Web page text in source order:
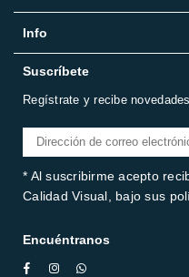
Info
Suscríbete
Regístrate y recibe novedades
* Al suscribirme acepto
Calidad Visual, bajo sus
Encuéntranos
FacebookInstagram